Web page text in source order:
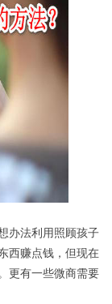
办法利用照顾孩子
西赚点钱，但现在
更有一些微商需要